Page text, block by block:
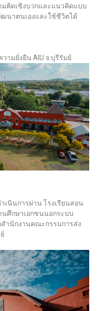
มคิดเชิงบวกและแนวคิดแบบ
ฒนาตนเองและใช้ชีวิตได้
ามยั่งยืน AIU จ.บุรีรัมย์
เนินการผ่าน โรงเรียนสอน
นศึกษาเอกชนนอกระบบ
ำนักงานคณะกรรมการส่ง